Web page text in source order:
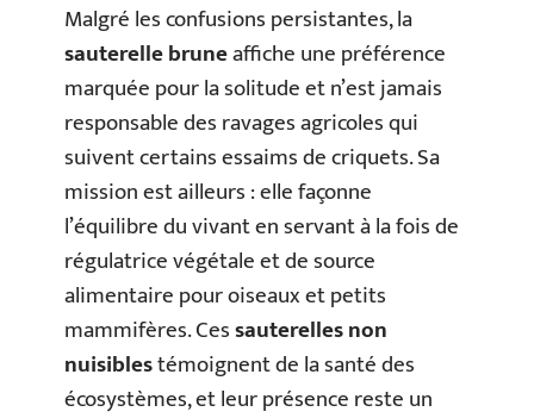
Malgré les confusions persistantes, la
sauterelle bruneaffiche une préférence
marquée pour la solitude et n’est jamais
responsable des ravages agricoles qui
suivent certains essaims de criquets. Sa
mission est ailleurs : elle façonne
l’équilibre du vivant en servant à la fois de
régulatrice végétale et de source
alimentaire pour oiseaux et petits
mammifères. Cessauterelles non
nuisiblestémoignent de la santé des
écosystèmes, et leur présence reste un